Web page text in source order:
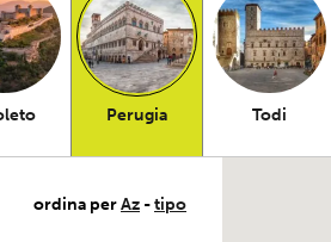
Perugia Todi
ordina perAz -tipo